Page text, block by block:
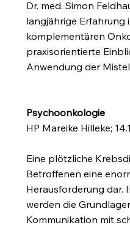
Dr. med. Simon
langjährige Erfahrung
komplementären
praxisorientierte
Anwendung der
Psychoonkologie
HP Mareike Hilleke;
Eine plötzliche
Betroffenen eine
Herausforderung dar.
werden die
Kommunikation mit